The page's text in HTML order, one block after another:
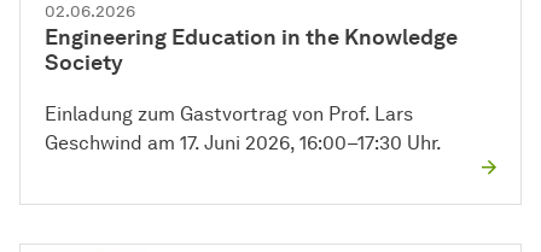
02.06.2026
Engineering Education in the Knowledge
Society
Einladung zum Gastvortrag von Prof. Lars
Geschwind am 17. Juni 2026, 16:00–17:30 Uhr.